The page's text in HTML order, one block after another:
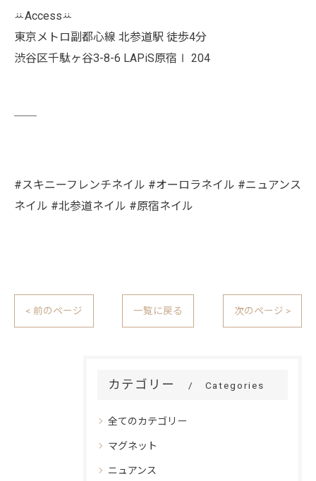
ꕁAccessꕁ
東京メトロ副都心線 北参道駅 徒歩4分
渋谷区千駄ヶ谷3-8-6 LAPiS原宿Ⅰ 204
#スキニーフレンチネイル #オーロラネイル #ニュアンス
ネイル #北参道ネイル #原宿ネイル
< 前のページ 一覧に戻る 次のページ >
カテゴリー Categories
全てのカテゴリー
マグネット
ニュアンス